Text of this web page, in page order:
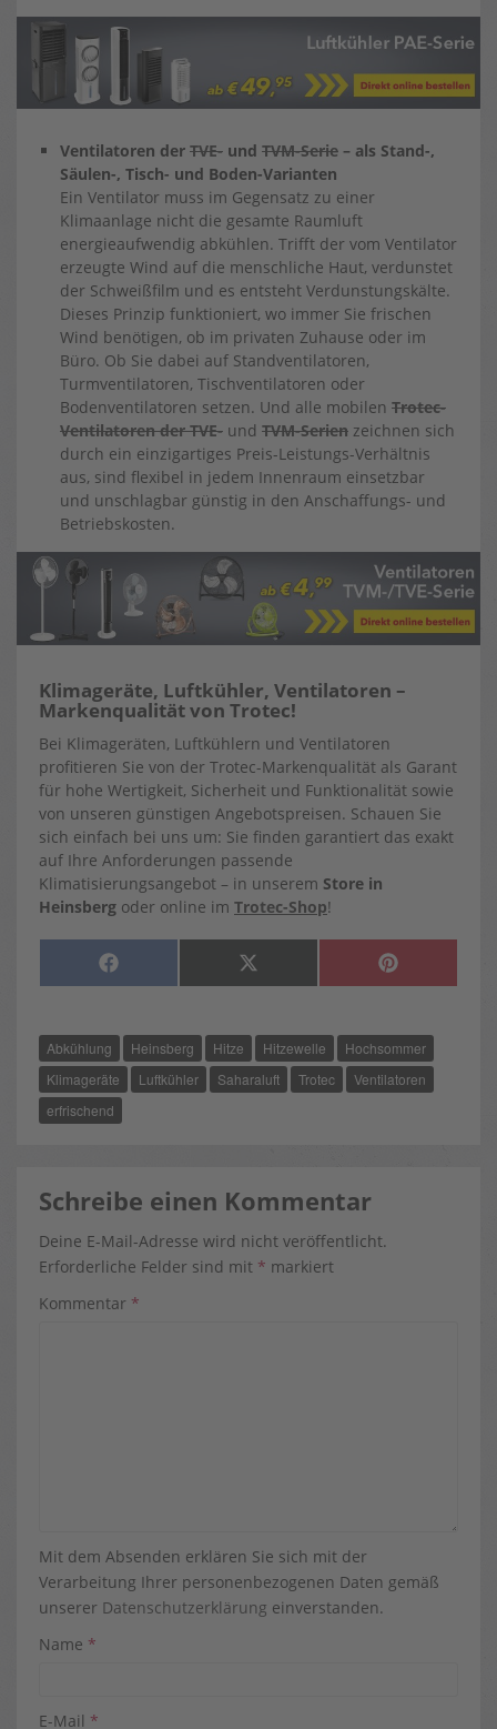
Ventilatoren der TVE- und TVM-Serie – als Stand-,
Säulen-, Tisch- und Boden-Varianten
Ein Ventilator muss im Gegensatz zu einer
Klimaanlage nicht die gesamte Raumluft
energieaufwendig abkühlen. Trifft der vom Ventilator
erzeugte Wind auf die menschliche Haut, verdunstet
der Schweißfilm und es entsteht Verdunstungskälte.
Dieses Prinzip funktioniert, wo immer Sie frischen
Wind benötigen, ob im privaten Zuhause oder im
Büro. Ob Sie dabei auf Standventilatoren,
Turmventilatoren, Tischventilatoren oder
Bodenventilatoren setzen. Und alle mobilen Trotec-
Ventilatoren der TVE- und TVM-Serien zeichnen sich
durch ein einzigartiges Preis-Leistungs-Verhältnis
aus, sind flexibel in jedem Innenraum einsetzbar
und unschlagbar günstig in den Anschaffungs- und
Betriebskosten.
Klimageräte, Luftkühler, Ventilatoren –
Markenqualität von Trotec!
Bei Klimageräten, Luftkühlern und Ventilatoren
profitieren Sie von der Trotec-Markenqualität als Garant
für hohe Wertigkeit, Sicherheit und Funktionalität sowie
von unseren günstigen Angebotspreisen. Schauen Sie
sich einfach bei uns um: Sie finden garantiert das exakt
auf Ihre Anforderungen passende
Klimatisierungsangebot – in unserem Store in
Heinsberg oder online im Trotec-Shop!
SHARE
F
A
O
K
SHARE
X
(
T
T
E
R
)
SHARE
P
I
R
E
S
T
Abkühlung Heinsberg Hitze Hitzewelle
Hochsommer
Klimageräte
Luftkühler Saharaluft Trotec
Ventilatoren
erfrischend
Schreibe einen Kommentar
Deine E-Mail-Adresse wird nicht veröffentlicht.
Erforderliche Felder sind mit * markiert
Kommentar *
Mit dem Absenden erklären Sie sich mit der
Verarbeitung Ihrer personenbezogenen Daten gemäß
unserer Datenschutzerklärung einverstanden.
Name *
E-Mail *